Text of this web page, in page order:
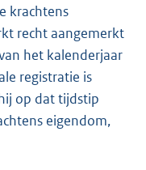
krachtens
recht aangemerkt
het kalenderjaar
registratie is
op dat tijdstip
eigendom,